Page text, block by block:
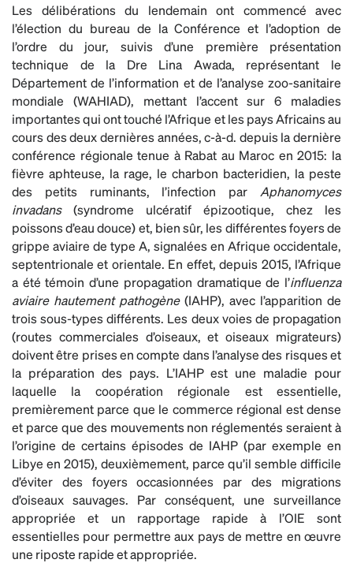
Les délibérations du lendemain ont commencé avec
l’élection du bureau de la Conférence et l’adoption de
l’ordre du jour, suivis d’une première présentation
technique de la Dre Lina Awada, représentant le
Département de l’information et de l’analyse zoo-sanitaire
mondiale (WAHIAD), mettant l’accent sur 6 maladies
importantes qui ont touché l’Afrique et les pays Africains au
cours des deux dernières années, c-à-d. depuis la dernière
conférence régionale tenue à Rabat au Maroc en 2015: la
fièvre aphteuse, la rage, le charbon bacteridien, la peste
des petits ruminants, l’infection par Aphanomyces
invadans(syndrome ulcératif épizootique, chez les
poissons d’eau douce) et, bien sûr, les différentes foyers de
grippe aviaire de type A, signalées en Afrique occidentale,
septentrionale et orientale. En effet, depuis 2015, l’Afrique
a été témoin d’une propagation dramatique de l’influenza
aviaire hautement pathogène (IAHP), avec l’apparition de
trois sous-types différents. Les deux voies de propagation
(routes commerciales d’oiseaux, et oiseaux migrateurs)
doivent être prises en compte dans l’analyse des risques et
la préparation des pays. L’IAHP est une maladie pour
laquelle la coopération régionale est essentielle,
premièrement parce que le commerce régional est dense
et parce que des mouvements non réglementés seraient à
l’origine de certains épisodes de IAHP (par exemple en
Libye en 2015), deuxièmement, parce qu’il semble difficile
d’éviter des foyers occasionnées par des migrations
d’oiseaux sauvages. Par conséquent, une surveillance
appropriée et un rapportage rapide à l’OIE sont
essentielles pour permettre aux pays de mettre en œuvre
une riposte rapide et appropriée.